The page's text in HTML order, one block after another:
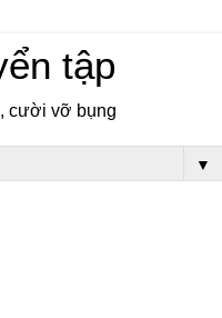
tập
cười vỡ bụng
▼